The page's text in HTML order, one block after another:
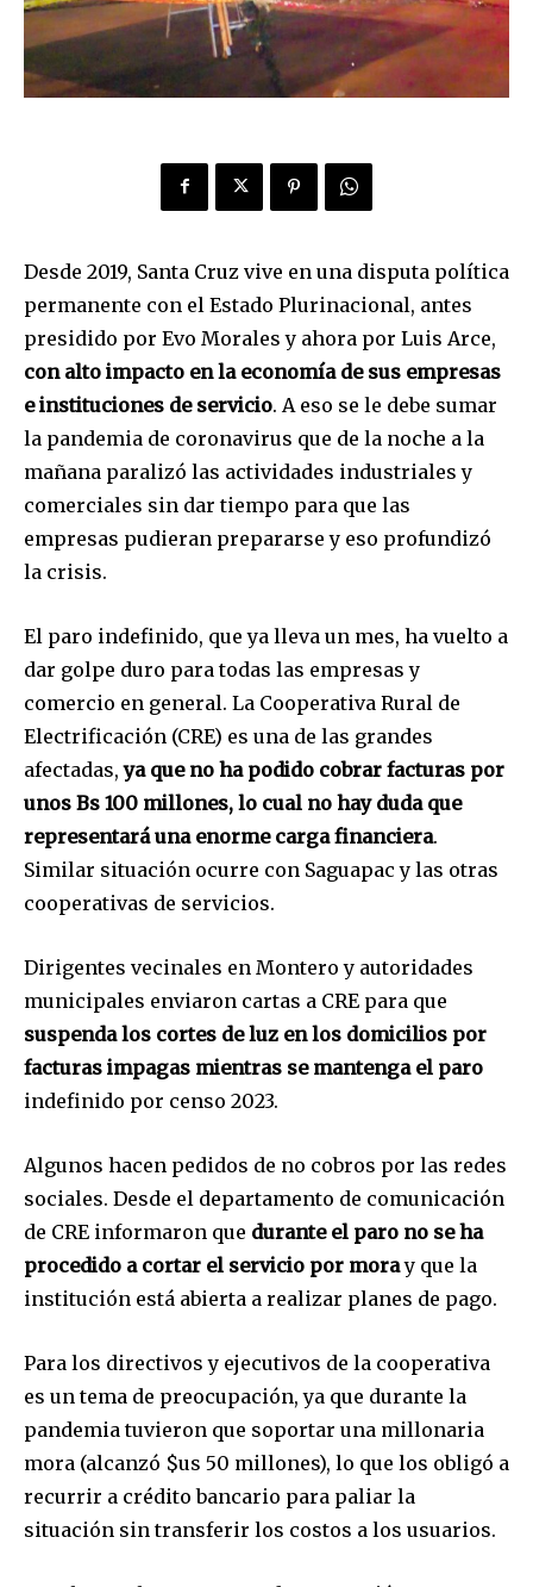
Desde 2019, Santa Cruz vive en una disputa política
permanente con el Estado Plurinacional, antes
presidido por Evo Morales y ahora por Luis Arce,
con alto impacto en la economía de sus empresas
e instituciones de servicio. A eso se le debe sumar
la pandemia de coronavirus que de la noche a la
mañana paralizó las actividades industriales y
comerciales sin dar tiempo para que las
empresas pudieran prepararse y eso profundizó
la crisis.
El paro indefinido, que ya lleva un mes, ha vuelto a
dar golpe duro para todas las empresas y
comercio en general. La Cooperativa Rural de
Electrificación (CRE) es una de las grandes
afectadas, ya que no ha podido cobrar facturas por
unos Bs 100 millones, lo cual no hay duda que
representará una enorme carga financiera.
Similar situación ocurre con Saguapac y las otras
cooperativas de servicios.
Dirigentes vecinales en Montero y autoridades
municipales enviaron cartas a CRE para que
suspenda los cortes de luz en los domicilios por
facturas impagas mientras se mantenga el paro
indefinido por censo 2023.
Algunos hacen pedidos de no cobros por las redes
sociales. Desde el departamento de comunicación
de CRE informaron que durante el paro no se ha
procedido a cortar el servicio por moray que la
institución está abierta a realizar planes de pago.
Para los directivos y ejecutivos de la cooperativa
es un tema de preocupación, ya que durante la
pandemia tuvieron que soportar una millonaria
mora (alcanzó $us 50 millones), lo que los obligó a
recurrir a crédito bancario para paliar la
situación sin transferir los costos a los usuarios.